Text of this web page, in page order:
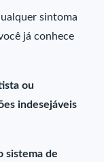
sintoma
já conhece
ou
indesejáveis
sistema de